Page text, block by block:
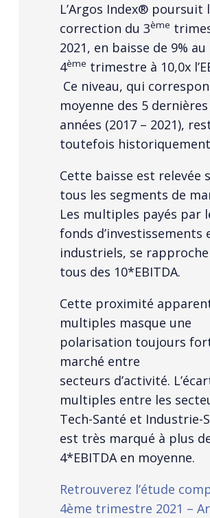
L’Argos Index® poursuit
correction du 3ème
2021, en baisse de 9% au
4ème trimestre à 10,0x
Ce niveau, qui
moyenne des 5 dernières
années (2017 – 2021),
toutefois historiquement
Cette baisse est relevée
tous les segments de
Les multiples payés par
fonds d’investissements
industriels, se
tous des 10*EBITDA.
Cette proximité
multiples masque une
polarisation toujours
marché entre
secteurs d’activité.
multiples entre les
Tech-Santé et Industrie-
est très marqué à plus
4*EBITDA en moyenne.
Retrouverez l’étude
4ème trimestre 2021 –